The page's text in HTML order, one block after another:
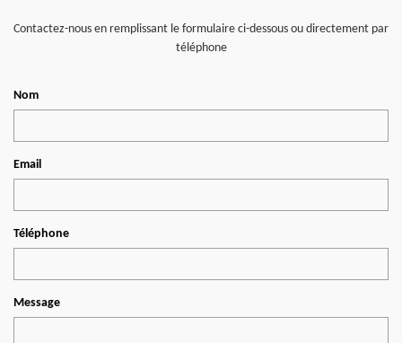
Contactez-nous en remplissant le formulaire ci-dessous ou directement par
téléphone
Nom
Email
Téléphone
Message